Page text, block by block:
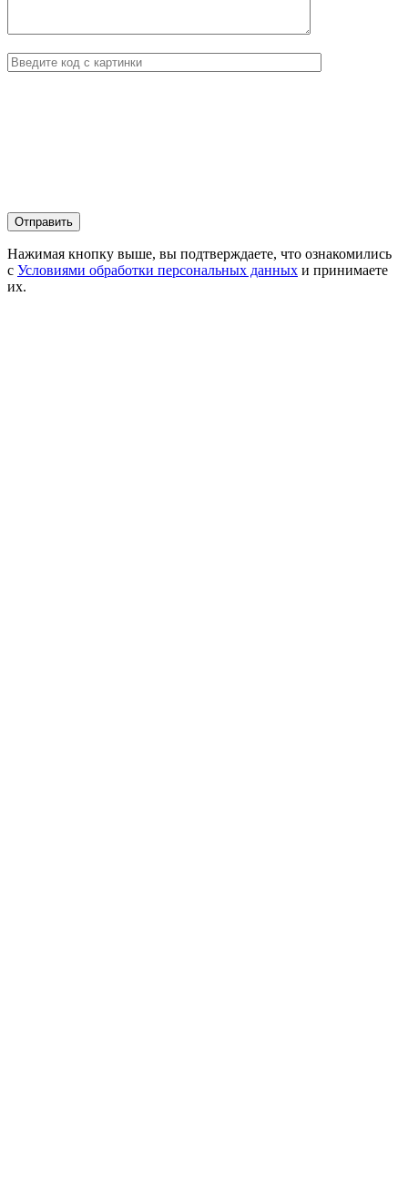
Нажимая кнопку выше, вы подтверждаете, что ознакомились
с Условиями обработки персональных данных и принимаете
их.